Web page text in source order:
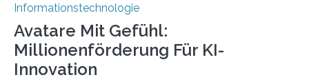
Informationstechnologie
Avatare Mit Gefühl:
Millionenförderung Für KI-
Innovation